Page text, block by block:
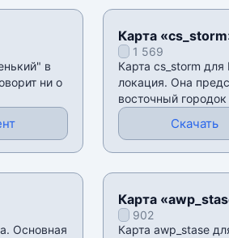
в
ни о
Карта
1 569
Карта cs_storm для
локация. Она
восточный
Скачать
Основная
Карта
902
Карта awp_stase